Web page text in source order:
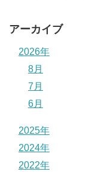
アーカイブ
2026年
8月
7月
6月
2025年
2024年
2022年